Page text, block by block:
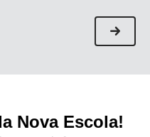
Nova Escola!